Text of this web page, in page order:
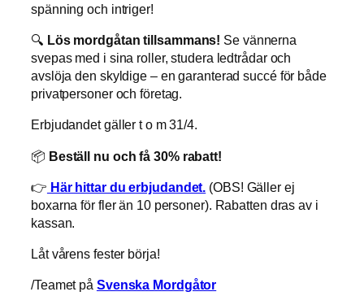
spänning och intriger!
🔍 Lös mordgåtan tillsammans! Se vännerna
svepas med i sina roller, studera ledtrådar och
avslöja den skyldige – en garanterad succé för både
privatpersoner och företag.
Erbjudandet gäller t o m 31/4.
📦 Beställ nu och få 30% rabatt!
👉 Här hittar du erbjudandet. (OBS! Gäller ej
boxarna för fler än 10 personer). Rabatten dras av i
kassan.
Låt vårens fester börja!
/Teamet på Svenska Mordgåtor